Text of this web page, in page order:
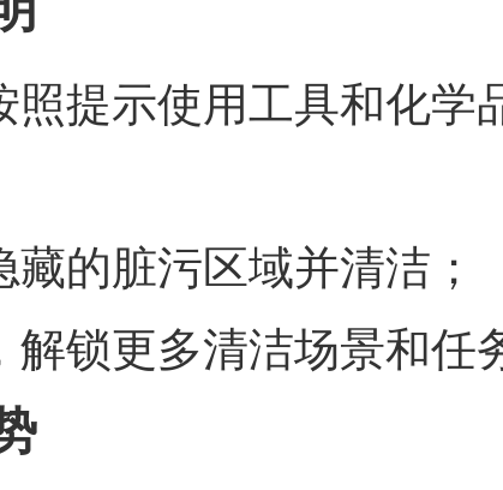
照提示使用工具和化学
的脏污区域并清洁；
解锁更多清洁场景和任